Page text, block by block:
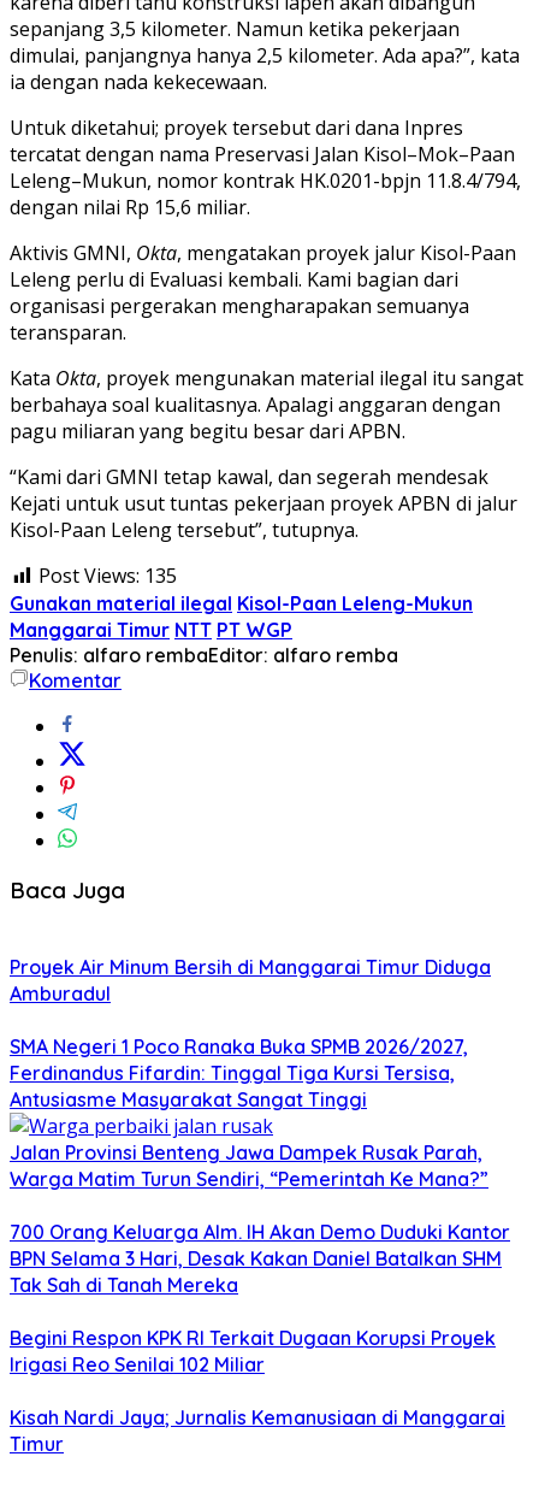
sepanjang 3,5 kilometer. Namun ketika pekerjaan
dimulai, panjangnya hanya 2,5 kilometer. Ada apa?”, kata
ia dengan nada kekecewaan.
Untuk diketahui; proyek tersebut dari dana Inpres
tercatat dengan nama Preservasi Jalan Kisol–Mok–Paan
Leleng–Mukun, nomor kontrak HK.0201-bpjn 11.8.4/794,
dengan nilai Rp 15,6 miliar.
Aktivis GMNI, Okta, mengatakan proyek jalur Kisol-Paan
Leleng perlu di Evaluasi kembali. Kami bagian dari
organisasi pergerakan mengharapakan semuanya
teransparan.
Kata Okta, proyek mengunakan material ilegal itu sangat
berbahaya soal kualitasnya. Apalagi anggaran dengan
pagu miliaran yang begitu besar dari APBN.
“Kami dari GMNI tetap kawal, dan segerah mendesak
Kejati untuk usut tuntas pekerjaan proyek APBN di jalur
Kisol-Paan Leleng tersebut”, tutupnya.
Post Views: 135
Gunakan material ilegal Kisol-Paan Leleng-Mukun
Manggarai Timur NTT PT WGP
Penulis: alfaro rembaEditor: alfaro remba
Komentar
Baca Juga
Proyek Air Minum Bersih di Manggarai Timur Diduga
Amburadul
SMA Negeri 1 Poco Ranaka Buka SPMB 2026/2027,
Ferdinandus Fifardin: Tinggal Tiga Kursi Tersisa,
Antusiasme Masyarakat Sangat Tinggi
Jalan Provinsi Benteng Jawa Dampek Rusak Parah,
Warga Matim Turun Sendiri, “Pemerintah Ke Mana?”
700 Orang Keluarga Alm. IH Akan Demo Duduki Kantor
BPN Selama 3 Hari, Desak Kakan Daniel Batalkan SHM
Tak Sah di Tanah Mereka
Begini Respon KPK RI Terkait Dugaan Korupsi Proyek
Irigasi Reo Senilai 102 Miliar
Kisah Nardi Jaya; Jurnalis Kemanusiaan di Manggarai
Timur